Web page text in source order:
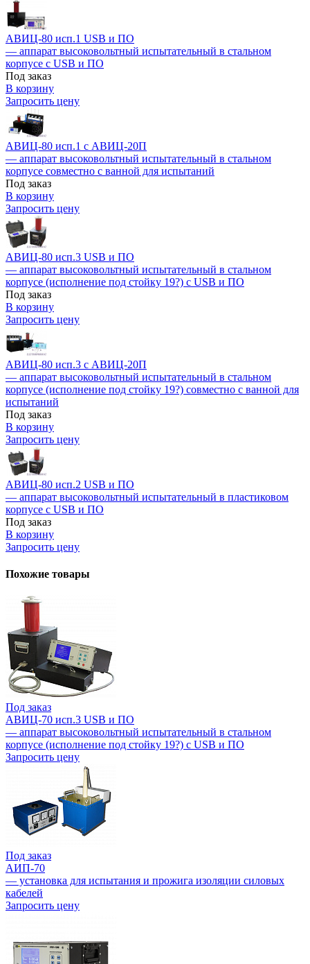
АВИЦ-80 исп.1 USB и ПО
— аппарат высоковольтный испытательный в стальном
корпусе c USB и ПО
Под заказ
В корзину
Запросить цену
АВИЦ-80 исп.1 c АВИЦ-20П
— аппарат высоковольтный испытательный в стальном
корпусе совместно с ванной для испытаний
Под заказ
В корзину
Запросить цену
АВИЦ-80 исп.3 USB и ПО
— аппарат высоковольтный испытательный в стальном
корпусе (исполнение под стойку 19?) с USB и ПО
Под заказ
В корзину
Запросить цену
АВИЦ-80 исп.3 c АВИЦ-20П
— аппарат высоковольтный испытательный в стальном
корпусе (исполнение под стойку 19?) совместно с ванной для
испытаний
Под заказ
В корзину
Запросить цену
АВИЦ-80 исп.2 USB и ПО
— аппарат высоковольтный испытательный в пластиковом
корпусе с USB и ПО
Под заказ
В корзину
Запросить цену
Похожие товары
Под заказ
АВИЦ-70 исп.3 USB и ПО
— аппарат высоковольтный испытательный в стальном
корпусе (исполнение под стойку 19?) с USB и ПО
Запросить цену
Под заказ
АИП-70
— установка для испытания и прожига изоляции силовых
кабелей
Запросить цену